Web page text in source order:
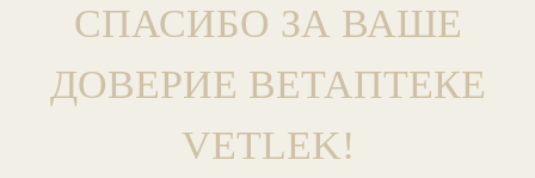
СПАСИБО ЗА ВАШЕ
ДОВЕРИЕ ВЕТАПТЕКЕ
VETLEK!